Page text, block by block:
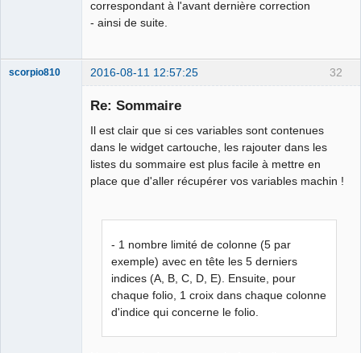
correspondant à l'avant dernière correction
- ainsi de suite.
32
scorpio810 2016-08-11 12:57:25
Re: Sommaire
Il est clair que si ces variables sont contenues
dans le widget cartouche, les rajouter dans les
listes du sommaire est plus facile à mettre en
place que d'aller récupérer vos variables machin !
- 1 nombre limité de colonne (5 par
exemple) avec en tête les 5 derniers
indices (A, B, C, D, E). Ensuite, pour
chaque folio, 1 croix dans chaque colonne
d'indice qui concerne le folio.